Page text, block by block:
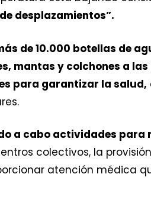
desplazamientos”.
de 10.000 botellas de
mantas y colchones a
para garantizar la salud,
a cabo actividades para
colectivos, la
atención médica